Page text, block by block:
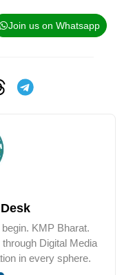
Join us on Whatsapp
KMP Bharat.
Digital Media
in every sphere.